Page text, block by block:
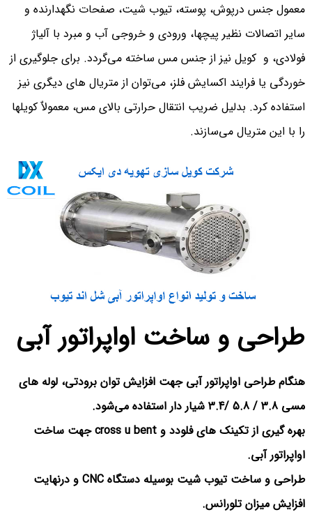
معمول جنس درپوش، پوسته، تیوب شیت، صفحات نگهدارنده و
سایر اتصالات نظیر پیچها، ورودی و خروجی آب و مبرد با آلیاژ
فولادی، و کویل نیز از جنس مس ساخته می‌گردد. برای جلوگیری از
خوردگی یا فرایند اکسایش فلز، می‌توان از متریال های دیگری نیز
استفاده کرد. بدلیل ضریب انتقال حرارتی بالای مس، معمولاٌ کویلها
را با این متریال می‌سازند.
طراحی و ساخت اواپراتور آبی
هنگام طراحی اواپراتور آبی جهت افزایش توان برودتی، لوله های
مسی 3.8 / 5.8 /3.4 شیار دار استفاده می‌شود.
بهره گیری از تکینک های فلودد و cross u bent جهت ساخت
اواپراتور آبی.
طراحی و ساخت تیوب شیت بوسیله دستگاه CNC و درنهایت
افزایش میزان تلورانس.